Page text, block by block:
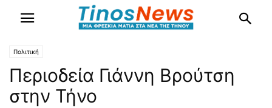
Πολιτική
Περιοδεία Γιάννη Βρούτση
στην Τήνο